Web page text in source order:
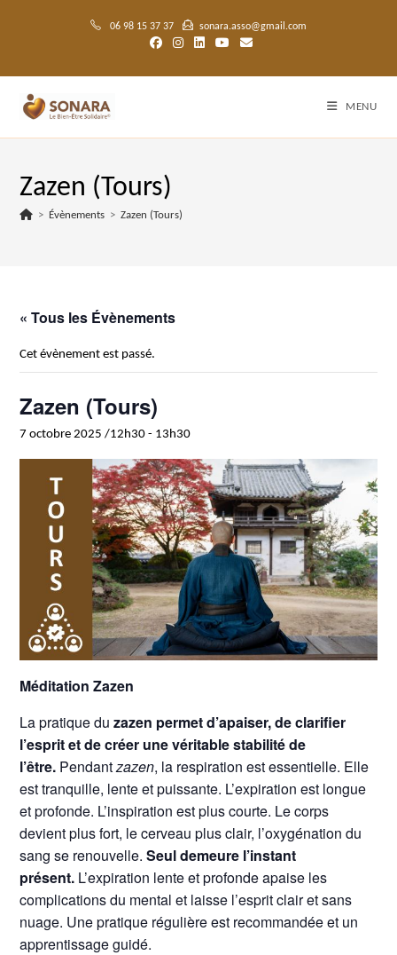
06 98 15 37 37 sonara.asso@gmail.com
MENU
Zazen (Tours)
> Évènements > Zazen (Tours)
« Tous les Évènements
Cet évènement est passé.
Zazen (Tours)
7 octobre 2025 /12h30 - 13h30
Méditation Zazen
La pratique duzazen permet d’apaiser, de clarifier
l’esprit et de créer une véritable stabilité de
l’être. Pendantzazen, la respiration est essentielle. Elle
est tranquille, lente et puissante. L’expiration est longue
et profonde. L’inspiration est plus courte. Le corps
devient plus fort, le cerveau plus clair, l’oxygénation du
sang se renouvelle.Seul demeure l’instant
présent. L’expiration lente et profonde apaise les
complications du mental et laisse l’esprit clair et sans
nuage. Une pratique régulière est recommandée et un
apprentissage guidé.